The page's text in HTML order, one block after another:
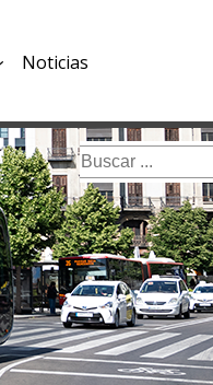
Noticias
Buscar